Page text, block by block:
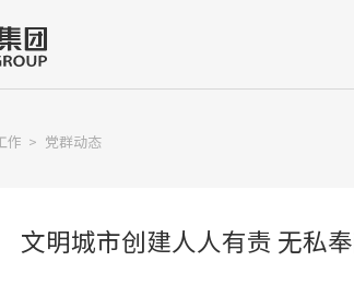
作 > 党群动态
文明城市创建人人有责 无私